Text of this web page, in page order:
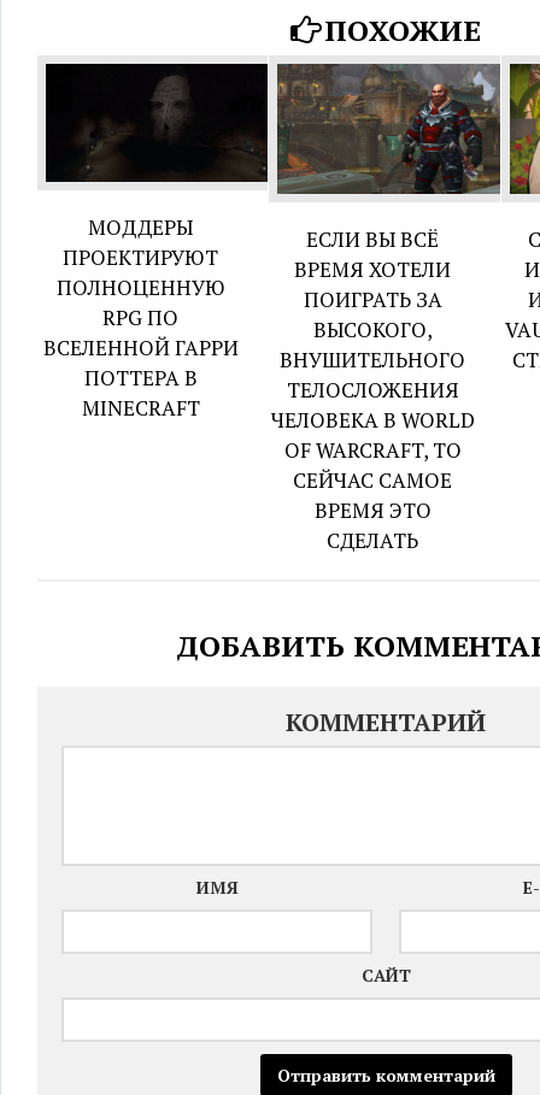
ПОХОЖИЕ
МОДДЕРЫ
ПРОЕКТИРУЮТ
ПОЛНОЦЕННУЮ
RPG ПО
ВСЕЛЕННОЙ ГАРРИ
ПОТТЕРА В
MINECRAFT
ЕСЛИ ВЫ ВСЁ
ВРЕМЯ ХОТЕЛИ
ПОИГРАТЬ ЗА
ВЫСОКОГО,
ВНУШИТЕЛЬНОГО
ТЕЛОСЛОЖЕНИЯ
ЧЕЛОВЕКА В WORLD
OF WARCRAFT, ТО
СЕЙЧАС САМОЕ
ВРЕМЯ ЭТО
СДЕЛАТЬ
ДОБАВИТЬ
КОММЕНТАРИЙ
ИМЯ
САЙТ